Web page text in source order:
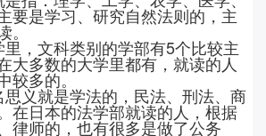
要是学习、研究自然法则的，主
。
，文科类别的学部有5个比较主
大多数的大学里都有，就读的人
较多的。
义就是学法的，民法、刑法、商
在日本的法学部就读的人，根据
律师的，也有很多是做了公务